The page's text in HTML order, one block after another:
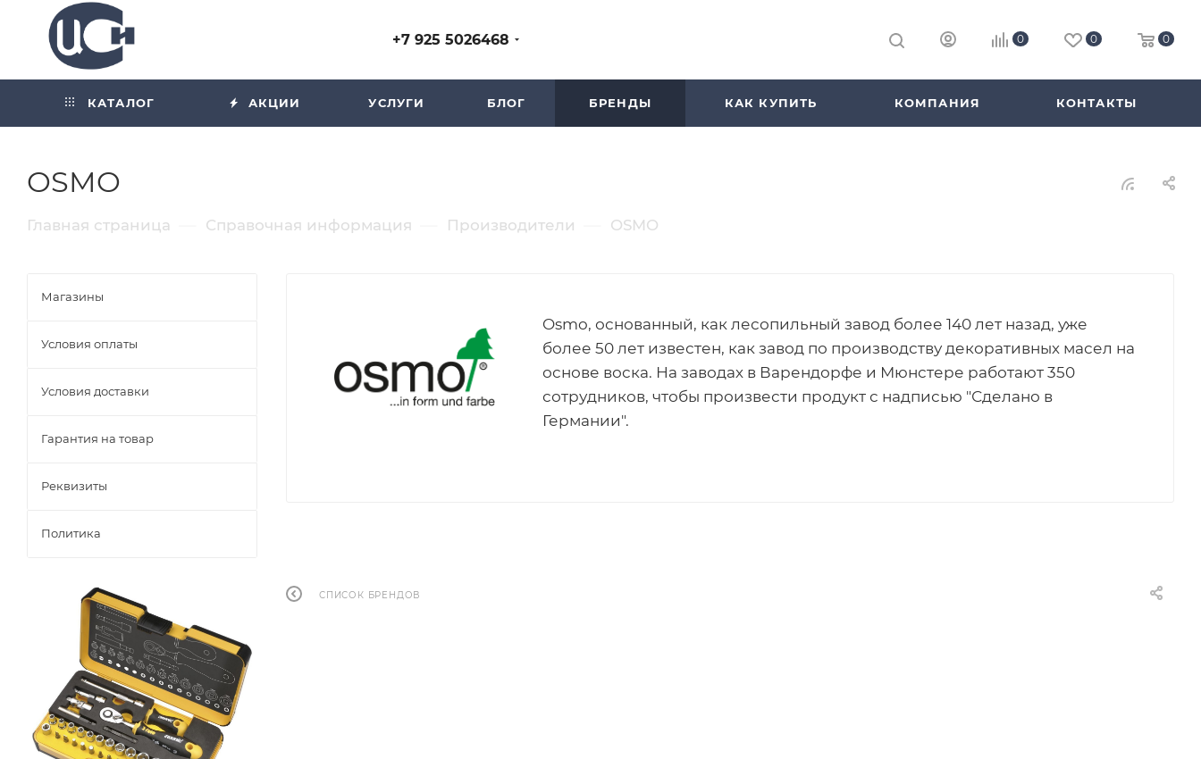
+7 925 5026468 0 0 0
КАТАЛОГ АКЦИИ УСЛУГИ БЛОГ БРЕНДЫ КАК КУПИТЬ КОМПАНИЯ КОНТАКТЫ
OSMO
Главная страница Справочная информация Производители OSMO
Osmo, основанный, как лесопильный завод более 140 лет назад, уже
более 50 лет известен, как завод по производству декоративных масел на
основе воска. На заводах в Варендорфе и Мюнстере работают 350
сотрудников, чтобы произвести продукт с надписью "Сделано в
Германии".
СПИСОК БРЕНДОВ
Магазины
Условия оплаты
Условия доставки
Гарантия на товар
Реквизиты
Политика